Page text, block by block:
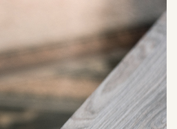
Contacts